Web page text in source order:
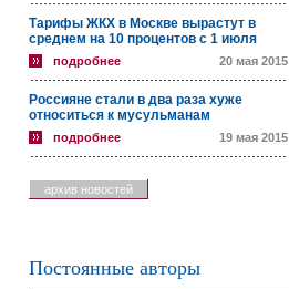
Тарифы ЖКХ в Москве вырастут в
среднем на 10 процентов с 1 июля
подробнее 20 мая 2015
Россияне стали в два раза хуже
относиться к мусульманам
подробнее 19 мая 2015
архив новостей
Постоянные авторы